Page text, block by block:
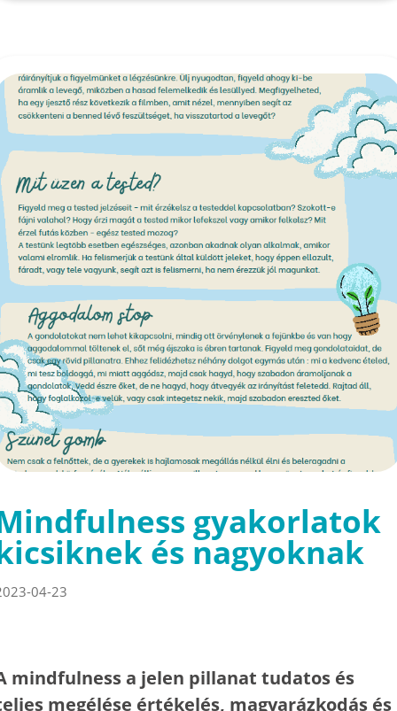
gyakorlatok
és nagyoknak
04-23
mindfulness a jelen pillanat tudatos és
megélése értékelés, magyarázkodás és